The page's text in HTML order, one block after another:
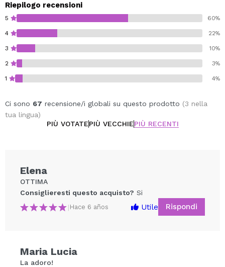
Riepilogo recensioni
5 60%
4 22%
3 10%
2 3%
1 4%
Ci sono 67 recensione/i globali su questo prodotto (3 nella
tua lingua)
PIÙ VOTATEPIÙ VECCHIEPIÙ RECENTI
Elena
OTTIMA
Consiglieresti questo acquisto? Si
| Hace 6 años Utile Rispondi
Maria Lucia
La adoro!